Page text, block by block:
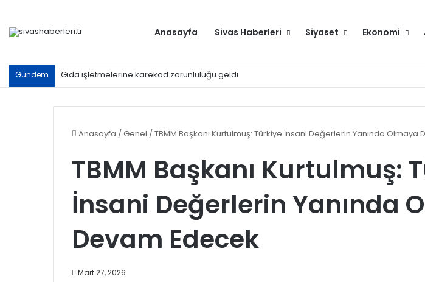
Anasayfa Sivas Haberleri Siyaset Ekonomi
Gündem Gıda işletmelerine karekod zorunluluğu geldi
Anasayfa /Genel /TBMM Başkanı Kurtulmuş: Türkiye İnsani Değerlerin Yanında Olmaya
TBMM Başkanı Kurtulmuş:
İnsani Değerlerin Yanında
Devam Edecek
Mart 27, 2026